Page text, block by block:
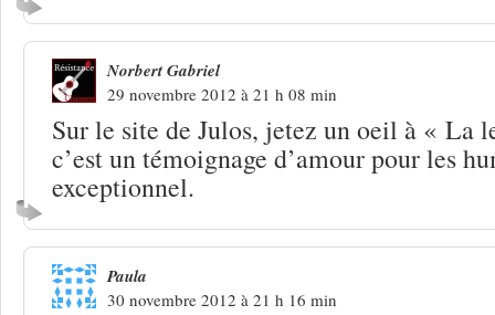
Norbert Gabriel
29 novembre 2012 à 21 h 08 min
Sur le site de Julos, jetez un oeil à « La
c’est un témoignage d’amour pour les
exceptionnel.
Paula
30 novembre 2012 à 21 h 16 min